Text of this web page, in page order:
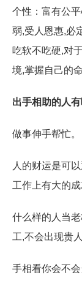
个性：富有公
弱,受人恩惠,必
吃软不吃硬,对
境,掌握自己的
出手相助的人
做事伸手帮忙。
人的财运是可
工作上有大的成
什么样的人当
工,不会出现贵
手相看你会不